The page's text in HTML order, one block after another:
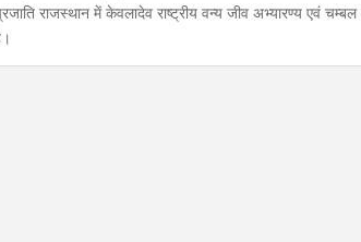
में केवलादेव राष्ट्रीय वन्य जीव अभ्यारण्य एवं चम्बल